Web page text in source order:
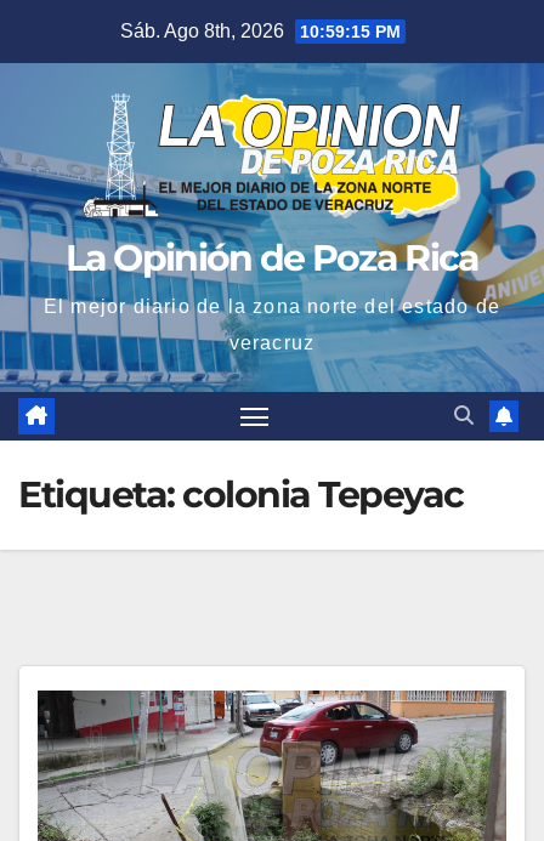
Sáb. Ago 8th, 2026 10:59:15 PM
La Opinión de Poza Rica
El mejor diario de la zona norte del estado de
veracruz
Etiqueta:colonia Tepeyac